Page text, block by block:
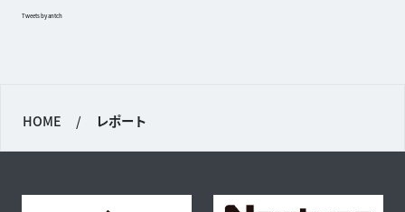
Tweets by antch
HOME / レポート